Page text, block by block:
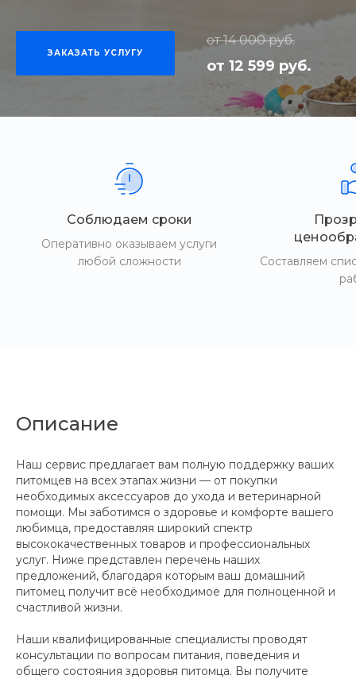
ЗАКАЗАТЬ УСЛУГУ
от 14 000 руб.
от 12 599 руб.
Соблюдаем сроки
Оперативно оказываем услуги
любой сложности
Составляем
Описание
Наш сервис предлагает вам полную поддержку ваших
питомцев на всех этапах жизни — от покупки
необходимых аксессуаров до ухода и ветеринарной
помощи. Мы заботимся о здоровье и комфорте вашего
любимца, предоставляя широкий спектр
высококачественных товаров и профессиональных
услуг. Ниже представлен перечень наших
предложений, благодаря которым ваш домашний
питомец получит всё необходимое для полноценной и
счастливой жизни.
Наши квалифицированные специалисты проводят
консультации по вопросам питания, поведения и
общего состояния здоровья питомца. Вы получите